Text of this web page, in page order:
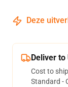
Deze
Deliver
Cost to
Standard -